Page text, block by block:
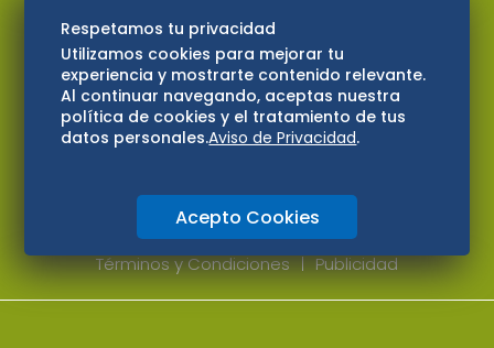
Edomex
Consultas
Hidalgo
Oaxaca
Aviso de privacidad
Directorio
Términos y Condiciones
Publicidad
Respetamos tu privacidad
Utilizamos cookies para mejorar tu
experiencia y mostrarte contenido relevante.
Al continuar navegando, aceptas nuestra
política de cookies y el tratamiento de tus
datos personales.Aviso de Privacidad.
Acepto Cookies